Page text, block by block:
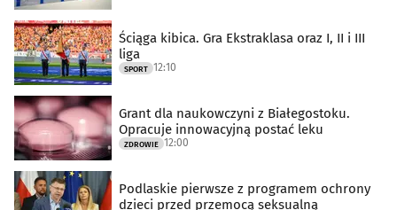
Ściąga kibica. Gra Ekstraklasa oraz I, II i III
liga
SPORT 12:10
Grant dla naukowczyni z Białegostoku.
Opracuje innowacyjną postać leku
ZDROWIE 12:00
Podlaskie pierwsze z programem ochrony
dzieci przed przemocą seksualną